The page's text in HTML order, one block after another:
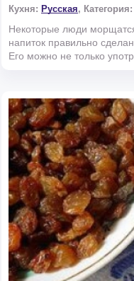
Кухня: Русская, Категория:
Некоторые люди
напиток правильно
Его можно не только